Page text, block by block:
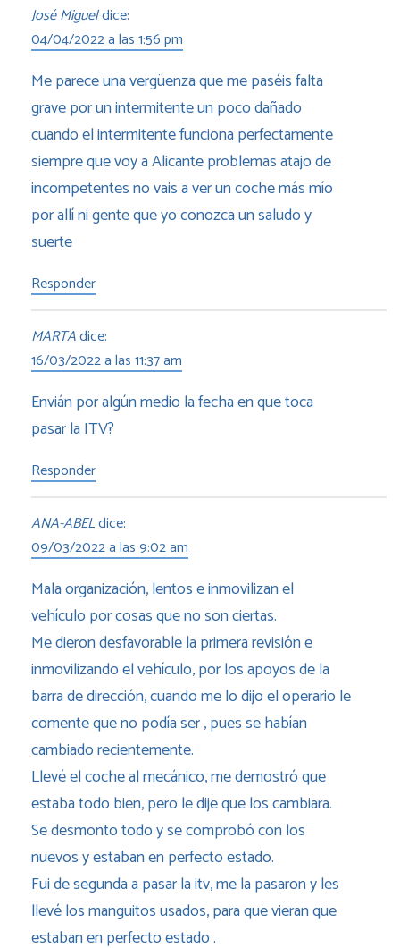
José Migueldice:
04/04/2022 a las 1:56 pm
Me parece una vergüenza que me paséis falta
grave por un intermitente un poco dañado
cuando el intermitente funciona perfectamente
siempre que voy a Alicante problemas atajo de
incompetentes no vais a ver un coche más mío
por allí ni gente que yo conozca un saludo y
suerte
Responder
MARTAdice:
16/03/2022 a las 11:37 am
Envián por algún medio la fecha en que toca
pasar la ITV?
Responder
ANA-ABELdice:
09/03/2022 a las 9:02 am
Mala organización, lentos e inmovilizan el
vehículo por cosas que no son ciertas.
Me dieron desfavorable la primera revisión e
inmovilizando el vehículo, por los apoyos de la
barra de dirección, cuando me lo dijo el operario le
comente que no podía ser , pues se habían
cambiado recientemente.
Llevé el coche al mecánico, me demostró que
estaba todo bien, pero le dije que los cambiara.
Se desmonto todo y se comprobó con los
nuevos y estaban en perfecto estado.
Fui de segunda a pasar la itv, me la pasaron y les
llevé los manguitos usados, para que vieran que
estaban en perfecto estado .